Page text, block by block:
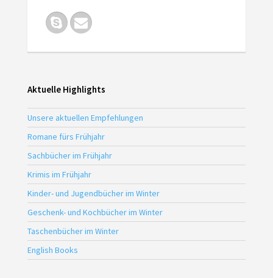
Aktuelle Highlights
Unsere aktuellen Empfehlungen
Romane fürs Frühjahr
Sachbücher im Frühjahr
Krimis im Frühjahr
Kinder- und Jugendbücher im Winter
Geschenk- und Kochbücher im Winter
Taschenbücher im Winter
English Books